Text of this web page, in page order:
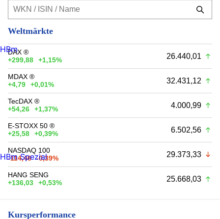
Weltmärkte
DAX ®
+299,88
+1,15% 26.440,01
MDAX ®
+4,79
+0,01% 32.431,12
TecDAX ®
+54,26
+1,37% 4.000,99
E-STOXX 50 ®
+25,58
+0,39% 6.502,56
NASDAQ 100
-114,46
-0,39% 29.373,33
HANG SENG
+136,03
+0,53% 25.668,03
Kursperformance
HBm
HBm Spezial